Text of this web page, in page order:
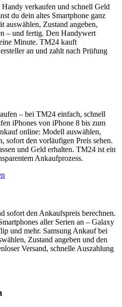
verkaufen und schnell Geld
du dein altes Smartphone ganz
auswählen, Zustand angeben,
– und fertig. Den Handywert
Minute. TM24 kauft
an und zahlt nach Prüfung
– bei TM24 einfach, schnell
iPhones von iPhone 8 bis zum
online: Modell auswählen,
sofort den vorläufigen Preis sehen.
und Geld erhalten. TM24 ist ein
Ankaufprozess.
sofort den Ankaufspreis berechnen.
aller Serien an – Galaxy
und mehr. Samsung Ankauf bei
Zustand angeben und den
Versand, schnelle Auszahlung